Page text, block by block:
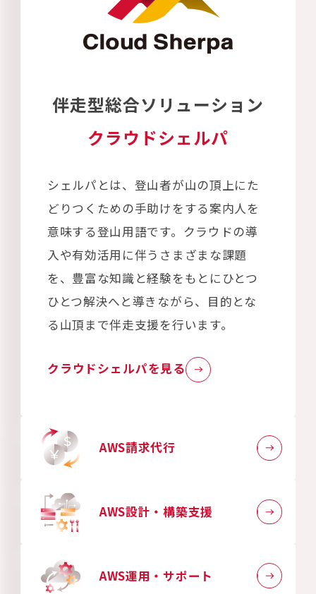
伴走型総合ソリューション
クラウドシェルパ
シェルパとは、登山者が山の頂上にた
どりつくための手助けをする案内人を
意味する登山用語です。クラウドの導
入や有効活用に伴うさまざまな課題
を、豊富な知識と経験をもとにひとつ
ひとつ解決へと導きながら、目的とな
る山頂まで伴走支援を行います。
クラウドシェルパを見る
AWS請求代行
AWS設計・構築支援
AWS運用・サポート